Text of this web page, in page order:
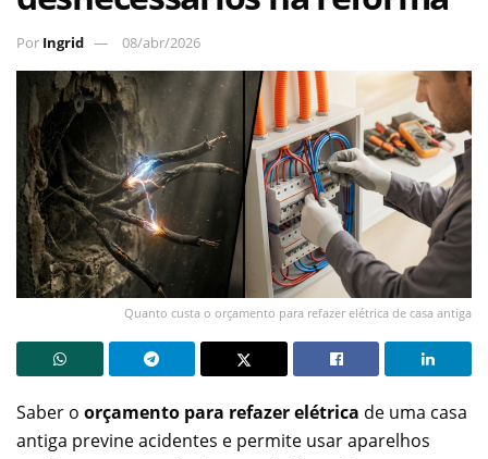
Por Ingrid 08/abr/2026
Quanto custa o orçamento para refazer elétrica de casa antiga
Saber o orçamento para refazer elétrica de uma casa
antiga previne acidentes e permite usar aparelhos